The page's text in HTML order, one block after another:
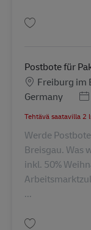
Postbote für
SijaintiFreiburg im
Germany
Werde
Breisgau. Was
inkl. 50%
...